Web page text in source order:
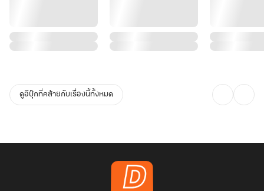
ดูอีบุ๊กที่คล้ายกับเรื่องนี้ทั้งหมด